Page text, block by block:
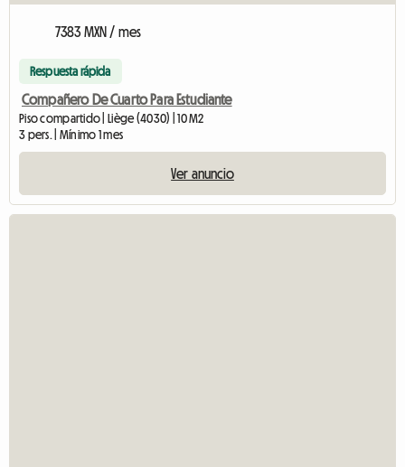
7383 MXN / mes
Respuesta rápida
Compañero De Cuarto Para Estudiante
Piso compartido | Liège (4030) | 10 M2
3 pers. | Mínimo 1 mes
Ver anuncio